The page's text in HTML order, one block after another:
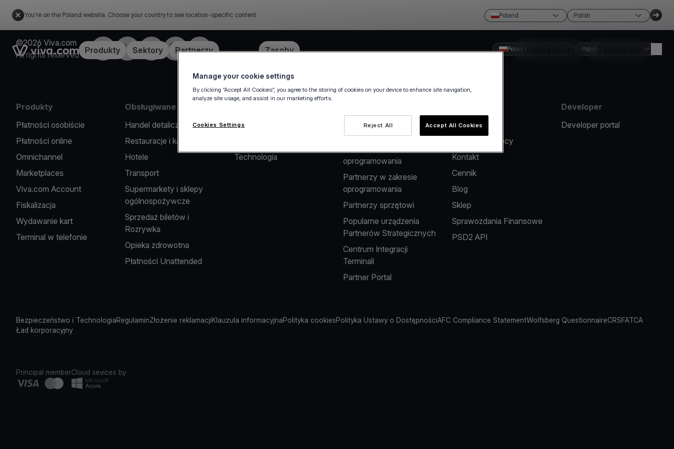
You're on the Poland website. Choose your country to see location-specific content Poland Polish
Link to the homepageProdukty Sektory Partnerzy Cennik Zasoby Utwórz konto
©2026 Viva.com
All rights reserved
Facebook
X LinkedInInstagramYouTube Poland Polish
Produkty
Płatności osobiście
Płatności online
Omnichannel
Marketplaces
Viva.com Account
Fiskalizacja
Wydawanie kart
Terminal w telefonie
Obsługiwane branże
Handel detaliczny
Restauracje i kawiarnie
Hotele
Transport
Supermarkety i sklepy
ogólnospożywcze
Sprzedaż biletów i
Rozrywka
Opieka zdrowotna
Płatności Unattended
Firma
Technologia
Partnerów
Rozwiązania płatnicze dla
oprogramowania
Partnerzy w zakresie
oprogramowania
Partnerzy sprzętowi
Popularne urządzenia
Partnerów Strategicznych
Centrum Integracji
Terminali
Partner Portal
Zgłoś problem
Centrum pomocy
Kontakt
Cennik
Blog
Sklep
Sprawozdania Finansowe
PSD2 API
Developer
Developer portal
Bezpieczeństwo i TechnologiaRegulaminZłożenie reklamacjiKlauzula informacyjnaPolityka cookiesPolityka Ustawy o DostępnościAFC Compliance StatementWolfsberg QuestionnaireCRSFATCA
Ład korporacyjny
Principal memberCloud sevices by
Manage your cookie settings
By clicking “Accept All Cookies”, you agree to the storing of cookies on your device to enhance site navigation,
analyze site usage, and assist in our marketing efforts.
Reject All Accept All Cookies
Cookies Settings